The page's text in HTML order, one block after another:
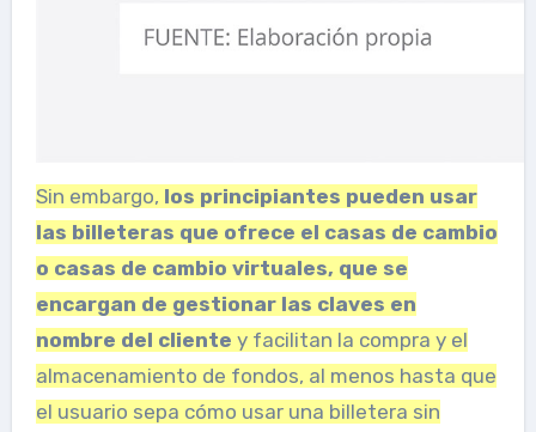
Sin embargo, los principiantes pueden usar
las billeteras que ofrece el casas de cambio
o casas de cambio virtuales, que se
encargan de gestionar las claves en
nombre del cliente y facilitan la compra y el
almacenamiento de fondos, al menos hasta que
el usuario sepa cómo usar una billetera sin